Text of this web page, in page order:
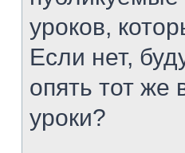
уроков,
Если нет,
опять тот же
уроки?